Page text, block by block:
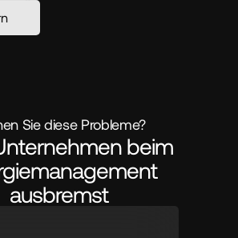
Sie diese Probleme?
beim
ausbremst